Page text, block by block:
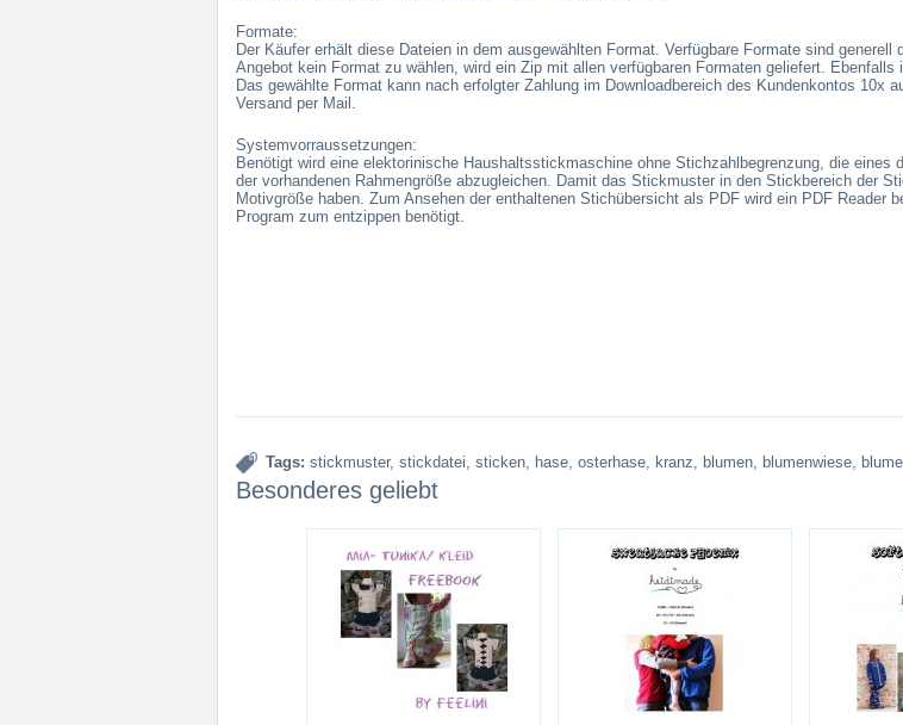
Formate:
Der Käufer erhält diese Dateien in dem ausgewählten Format. Verfügbare Formate sind
Angebot kein Format zu wählen, wird ein Zip mit allen verfügbaren Formaten geliefert.
Das gewählte Format kann nach erfolgter Zahlung im Downloadbereich des Kundenkontos 10x
Versand per Mail.
Systemvorraussetzungen:
Benötigt wird eine elektorinische Haushaltsstickmaschine ohne Stichzahlbegrenzung, die
der vorhandenen Rahmengröße abzugleichen. Damit das Stickmuster in den Stickbereich der
Motivgröße haben. Zum Ansehen der enthaltenen Stichübersicht als PDF wird ein PDF Reader
Program zum entzippen benötigt.
Tags: stickmuster, stickdatei, sticken, hase, osterhase, kranz, blumen, blumenwiese,
Besonderes geliebt